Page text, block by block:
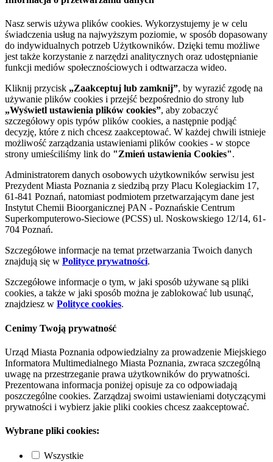
Nasz serwis używa plików cookies. Wykorzystujemy je w celu
świadczenia usług na najwyższym poziomie, w sposób dopasowany
do indywidualnych potrzeb Użytkowników. Dzięki temu możliwe
jest także korzystanie z narzędzi analitycznych oraz udostępnianie
funkcji mediów społecznościowych i odtwarzacza wideo.
Kliknij przycisk „Zaakceptuj lub zamknij”, by wyrazić zgodę na
używanie plików cookies i przejść bezpośrednio do strony lub
„Wyświetl ustawienia plików cookies”, aby zobaczyć
szczegółowy opis typów plików cookies, a następnie podjąć
decyzję, które z nich chcesz zaakceptować. W każdej chwili istnieje
możliwość zarządzania ustawieniami plików cookies - w stopce
strony umieściliśmy link do "Zmień ustawienia Cookies".
Administratorem danych osobowych użytkowników serwisu jest
Prezydent Miasta Poznania z siedzibą przy Placu Kolegiackim 17,
61-841 Poznań, natomiast podmiotem przetwarzającym dane jest
Instytut Chemii Bioorganicznej PAN - Poznańskie Centrum
Superkomputerowo-Sieciowe (PCSS) ul. Noskowskiego 12/14, 61-
704 Poznań.
Szczegółowe informacje na temat przetwarzania Twoich danych
znajdują się w Polityce prywatności.
Szczegółowe informacje o tym, w jaki sposób używane są pliki
cookies, a także w jaki sposób można je zablokować lub usunąć,
znajdziesz w Polityce cookies.
Cenimy Twoją prywatność
Urząd Miasta Poznania odpowiedzialny za prowadzenie Miejskiego
Informatora Multimedialnego Miasta Poznania, zwraca szczególną
uwagę na przestrzeganie prawa użytkowników do prywatności.
Prezentowana informacja poniżej opisuje za co odpowiadają
poszczególne cookies. Zarządzaj swoimi ustawieniami dotyczącymi
prywatności i wybierz jakie pliki cookies chcesz zaakceptować.
Wybrane pliki cookies:
Wszystkie